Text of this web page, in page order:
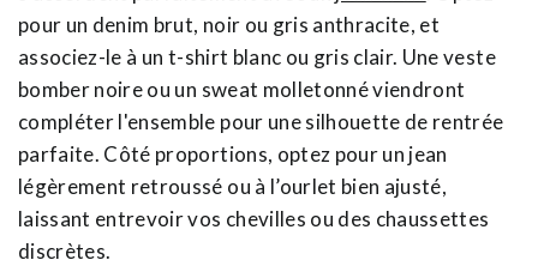
pour un denim brut, noir ou gris anthracite, et
associez-le à un t-shirt blanc ou gris clair. Une veste
bomber noire ou un sweat molletonné viendront
compléter l'ensemble pour une silhouette de rentrée
parfaite. Côté proportions, optez pour un jean
légèrement retroussé ou à l’ourlet bien ajusté,
laissant entrevoir vos chevilles ou des chaussettes
discrètes.